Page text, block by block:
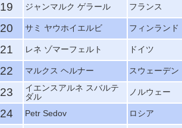
19 ジャンマルク ゲラール フランス
20 サミ ヤウホイエルビ フィンランド
21 レネ ゾマーフェルト ドイツ
22 マルクス ヘルナー スウェーデン
23
イエンスアルネ スバルテ
ダル
ノルウェー
24 Petr Sedov ロシア